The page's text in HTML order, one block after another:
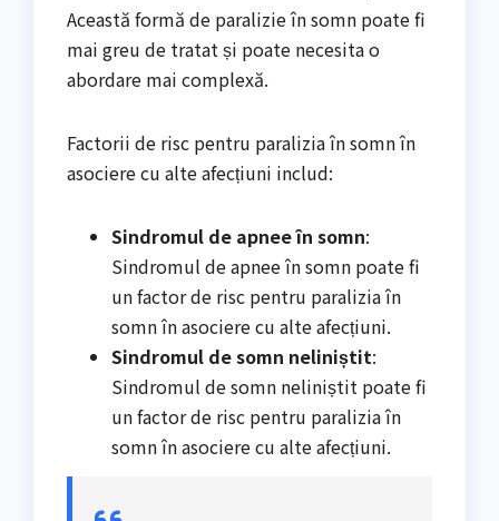
Această formă de paralizie în somn poate fi
mai greu de tratat și poate necesita o
abordare mai complexă.
Factorii de risc pentru paralizia în somn în
asociere cu alte afecțiuni includ:
Sindromul de apnee în somn:
Sindromul de apnee în somn poate fi
un factor de risc pentru paralizia în
somn în asociere cu alte afecțiuni.
Sindromul de somn neliniștit:
Sindromul de somn neliniștit poate fi
un factor de risc pentru paralizia în
somn în asociere cu alte afecțiuni.